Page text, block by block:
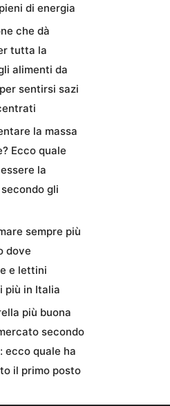
di energia
che dà
tutta la
alimenti da
sentirsi sazi
la massa
Ecco quale
la
gli
sempre più
dove
e lettini
più in Italia
più buona
secondo
ecco quale ha
il primo posto